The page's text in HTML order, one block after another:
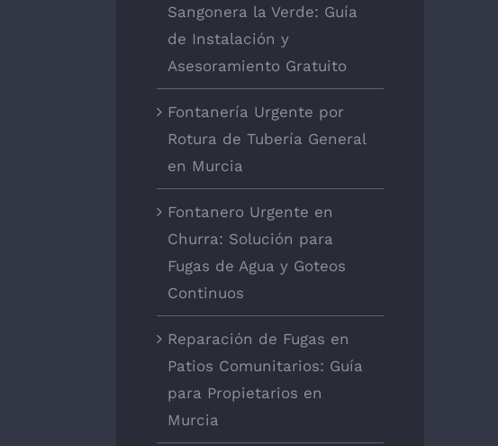
Sangonera la Verde: Guía
de Instalación y
Asesoramiento Gratuito
Fontanería Urgente por
Rotura de Tubería General
en Murcia
Fontanero Urgente en
Churra: Solución para
Fugas de Agua y Goteos
Continuos
Reparación de Fugas en
Patios Comunitarios: Guía
para Propietarios en
Murcia